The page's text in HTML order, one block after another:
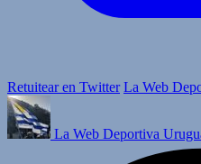
Retuitear en Twitter La Web
La Web Deportiva